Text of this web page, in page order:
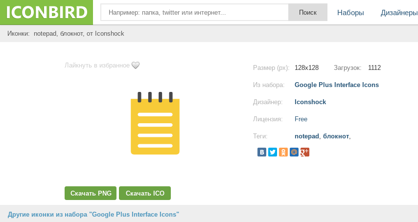
Наборы Дизайнеры
Иконки: notepad, блокнот, от Iconshock
Лайкнуть в избранное
Скачать PNG Скачать ICO
Размер (px): 128x128 Загрузок: 1112
Из набора: Google Plus Interface Icons
Дизайнер: Iconshock
Лицензия: Free
Теги: notepad , блокнот,
Другие иконки из набора "Google Plus Interface Icons"